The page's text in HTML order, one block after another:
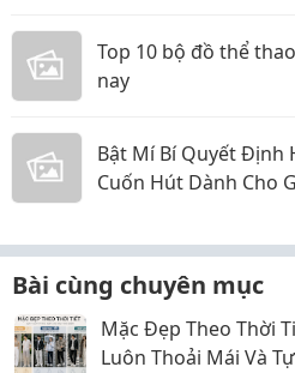
Top 10 bộ đồ thể
nay
Bật Mí Bí Quyết Định
Cuốn Hút Dành Cho
Bài cùng chuyên mục
Mặc Đẹp Theo Thời
Luôn Thoải Mái Và